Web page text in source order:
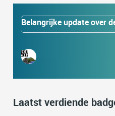
Belangrijke update over
Laatst verdiende